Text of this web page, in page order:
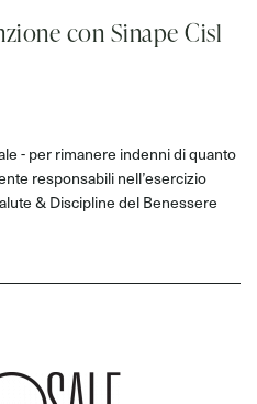
con Sinape Cisl
- per rimanere indenni di quanto
responsabili nell’esercizio
& Discipline del Benessere